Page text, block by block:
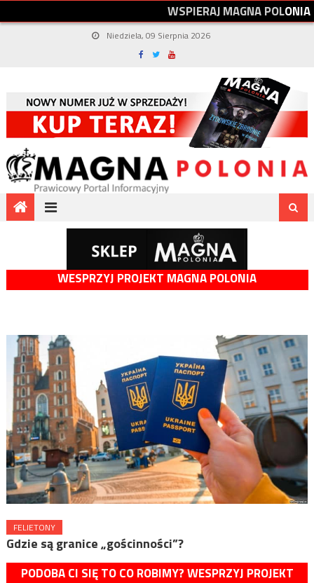
WSPIERAJMAGNAPOLONIA
Niedziela, 09 Sierpnia 2026
WESPRZYJ PROJEKT MAGNA POLONIA
FELIETONY
Gdzie są granice „gościnności”?
PODOBA CI SIĘ TO CO ROBIMY? WESPRZYJ PROJEKT